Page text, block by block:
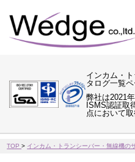
インカム・
タログ一覧
弊社は2021
ISMS認証取
点において取
TOP> インカム・トランシーバー・無線機の